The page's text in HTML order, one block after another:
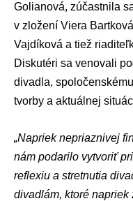
Golianová, zúčastnila
v zložení Viera
Vajdíková a tiež
Diskutéri sa venovali
divadla,
tvorby a aktuálnej
„Napriek nepriaznivej
nám podarilo vytvoriť
reflexiu a stretnutia
divadlám, ktoré